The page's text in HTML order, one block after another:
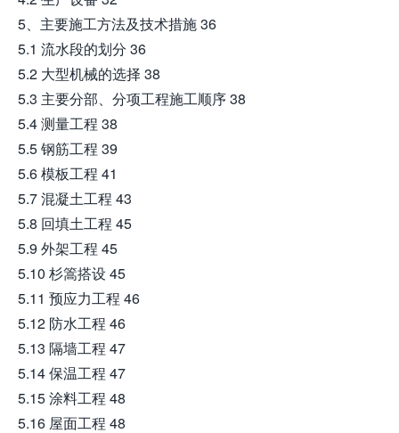
5、主要施工方法及技术措施 36
5.1 流水段的划分 36
5.2 大型机械的选择 38
5.3 主要分部、分项工程施工顺序 38
5.4 测量工程 38
5.5 钢筋工程 39
5.6 模板工程 41
5.7 混凝土工程 43
5.8 回填土工程 45
5.9 外架工程 45
5.10 杉篙搭设 45
5.11 预应力工程 46
5.12 防水工程 46
5.13 隔墙工程 47
5.14 保温工程 47
5.15 涂料工程 48
5.16 屋面工程 48